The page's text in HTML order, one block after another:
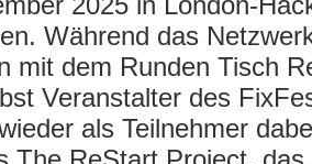
Während das
mit dem Runden Tisch
Veranstalter des
als Teilnehmer